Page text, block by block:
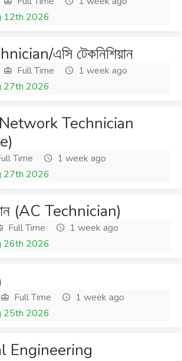
12th 2026
এসি টেকনিশিয়ান
Full Time
1 week ago
27th 2026
Technician
Time
1 week ago
27th 2026
(AC Technician)
Full Time
1 week ago
26th 2026
Full Time
1 week ago
25th 2026
Engineering